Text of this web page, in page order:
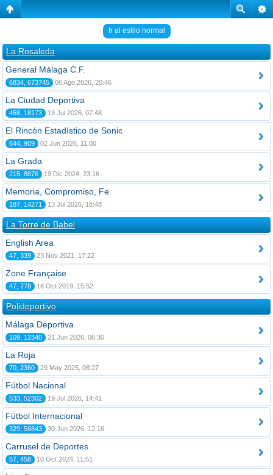
Ir al estilo normal
La Rosaleda
General Málaga C.F.
6834, 673745 06 Ago 2026, 20:46
La Ciudad Deportiva
458, 18173 13 Jul 2026, 07:48
El Rincón Estadístico de Sonic
644, 909 02 Jun 2026, 11:00
La Grada
215, 8876 19 Dic 2024, 23:16
Memoria, Compromiso, Fe
187, 14271 13 Jul 2026, 18:48
La Torre de Babel
English Area
47, 339 23 Nov 2021, 17:22
Zone Française
47, 778 18 Oct 2019, 15:52
Polideportivo
Málaga Deportiva
109, 12340 21 Jun 2026, 06:30
La Roja
70, 2360 29 May 2025, 08:27
Fútbol Nacional
533, 52302 19 Jul 2026, 14:41
Fútbol Internacional
329, 56843 30 Jun 2026, 12:16
Carrusel de Deportes
57, 458 10 Oct 2024, 11:51